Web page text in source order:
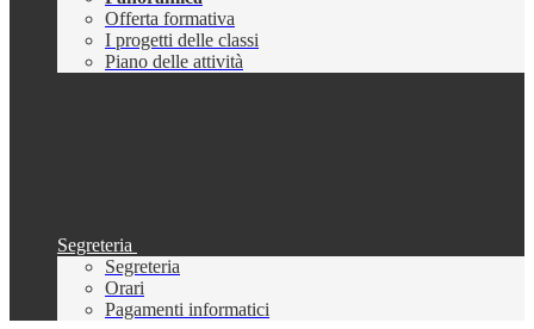
Offerta formativa
I progetti delle classi
Piano delle attività
Segreteria
Segreteria
Orari
Pagamenti informatici